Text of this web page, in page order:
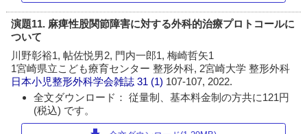
演題11. 麻痺性股関節障害に対する外科的治療プロトコールに
ついて
川野彰裕1, 帖佐悦男2, 門内一郎1, 梅崎哲矢1
1宮崎県立こども療育センター 整形外科, 2宮崎大学 整形外科
日本小児整形外科学会雑誌 31 (1) 107-107, 2022.
全文ダウンロード： 従量制、基本料金制の方共に121円
(税込) です。